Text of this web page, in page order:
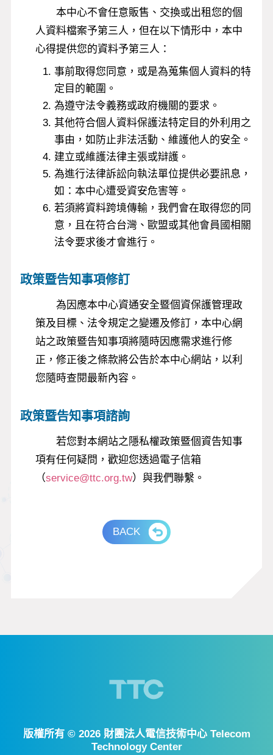
本中心不會任意販售、交換或出租您的個
人資料檔案予第三人，但在以下情形中，本中
心得提供您的資料予第三人：
事前取得您同意，或是為蒐集個人資料的特
定目的範圍。
為遵守法令義務或政府機關的要求。
其他符合個人資料保護法特定目的外利用之
事由，如防止非法活動、維護他人的安全。
建立或維護法律主張或辯護。
為進行法律訴訟向執法單位提供必要訊息，
如：本中心遭受資安危害等。
若須將資料跨境傳輸，我們會在取得您的同
意，且在符合台灣、歐盟或其他會員國相關
法令要求後才會進行。
政策暨告知事項修訂
為因應本中心資通安全暨個資保護管理政
策及目標、法令規定之變遷及修訂，本中心網
站之政策暨告知事項將隨時因應需求進行修
正，修正後之條款將公告於本中心網站，以利
您隨時查閱最新內容。
政策暨告知事項諮詢
若您對本網站之隱私權政策暨個資告知事
項有任何疑問，歡迎您透過電子信箱
（service@ttc.org.tw）與我們聯繫。
BACK
版權所有 © 2026 財團法人電信技術中心 Telecom
Technology Center